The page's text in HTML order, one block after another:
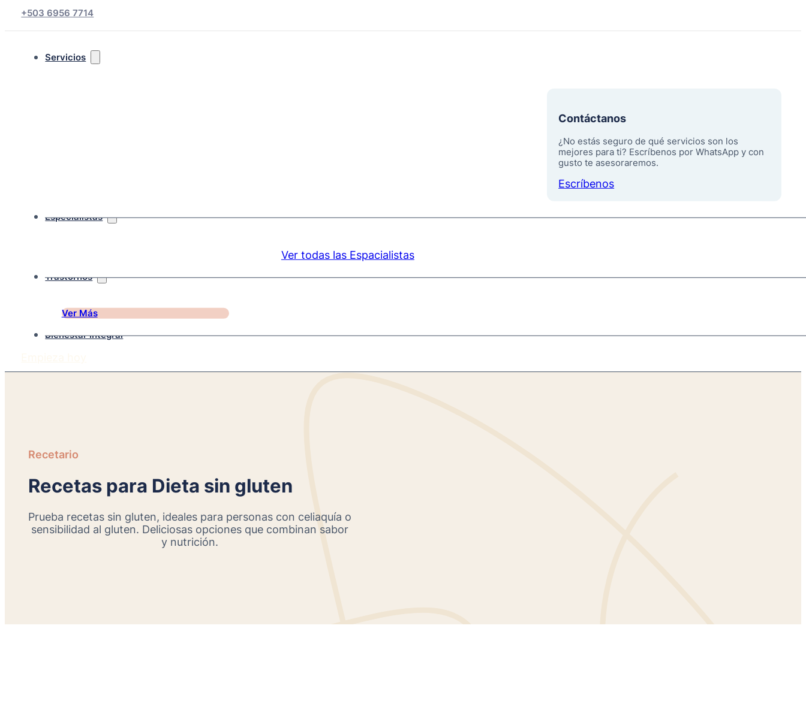
+503 6956 7714
Servicios
Contáctanos
¿No estás seguro de qué servicios son los
mejores para ti? Escríbenos por WhatsApp y con
gusto te asesoraremos.
Escríbenos
Especialistas
Ver todas las Espacialistas
Trastornos
Ver Más
Bienestar Integral
Recetario
Recetas para Dieta sin gluten
Prueba recetas sin gluten, ideales para personas con celiaquía o
sensibilidad al gluten. Deliciosas opciones que combinan sabor
y nutrición.